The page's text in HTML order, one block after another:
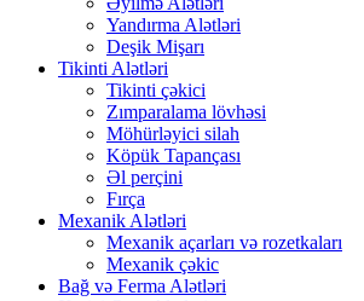
Yandırma Alətləri
Deşik Mişarı
Tikinti Alətləri
Tikinti çəkici
Zımparalama lövhəsi
Möhürləyici silah
Köpük Tapançası
Əl perçini
Fırça
Mexanik Alətləri
Mexanik açarları və rozetkaları
Mexanik çəkic
Bağ və Ferma Alətləri